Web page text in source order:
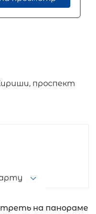
проспект
на панораме